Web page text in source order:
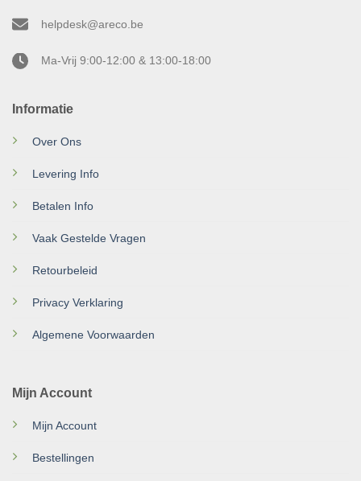
Informatie
Over Ons
Levering Info
Betalen Info
Vaak Gestelde Vragen
Retourbeleid
Privacy Verklaring
Algemene Voorwaarden
Mijn Account
Mijn Account
Bestellingen
helpdesk@areco.be
Ma-Vrij 9:00-12:00 & 13:00-18:00